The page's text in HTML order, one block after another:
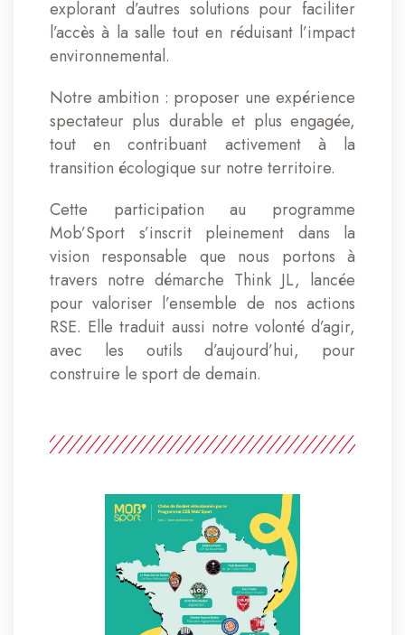
explorant d’autres solutions pour faciliter
l’accès à la salle tout en réduisant l’impact
environnemental.
Notre ambition : proposer une expérience
spectateur plus durable et plus engagée,
tout en contribuant activement à la
transition écologique sur notre territoire.
Cette participation au programme
Mob’Sport s’inscrit pleinement dans la
vision responsable que nous portons à
travers notre démarche Think JL, lancée
pour valoriser l’ensemble de nos actions
RSE. Elle traduit aussi notre volonté d’agir,
avec les outils d’aujourd’hui, pour
construire le sport de demain.